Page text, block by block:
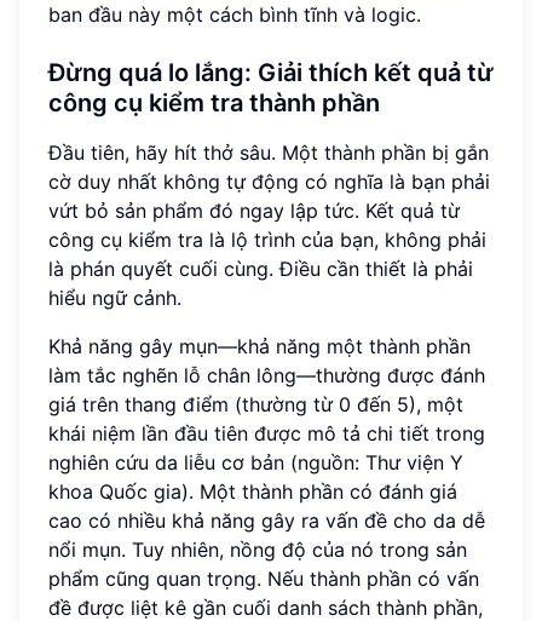
ban đầu này một cách bình tĩnh và logic.
Đừng quá lo lắng: Giải thích kết quả từ
công cụ kiểm tra thành phần
Đầu tiên, hãy hít thở sâu. Một thành phần bị gắn
cờ duy nhất không tự động có nghĩa là bạn phải
vứt bỏ sản phẩm đó ngay lập tức. Kết quả từ
công cụ kiểm tra là lộ trình của bạn, không phải
là phán quyết cuối cùng. Điều cần thiết là phải
hiểu ngữ cảnh.
Khả năng gây mụn—khả năng một thành phần
làm tắc nghẽn lỗ chân lông—thường được đánh
giá trên thang điểm (thường từ 0 đến 5), một
khái niệm lần đầu tiên được mô tả chi tiết trong
nghiên cứu da liễu cơ bản (nguồn: Thư viện Y
khoa Quốc gia). Một thành phần có đánh giá
cao có nhiều khả năng gây ra vấn đề cho da dễ
nổi mụn. Tuy nhiên, nồng độ của nó trong sản
phẩm cũng quan trọng. Nếu thành phần có vấn
đề được liệt kê gần cuối danh sách thành phần,